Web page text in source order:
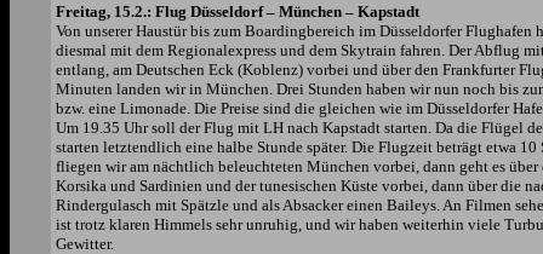
Freitag, 15.2.: Flug Düsseldorf – München – Kapstadt
Von unserer Haustür bis zum Boardingbereich im Düsseldorfer
diesmal mit dem Regionalexpress und dem Skytrain fahren. Der Abflug
entlang, am Deutschen Eck (Koblenz) vorbei und über den Frankfurter
Minuten landen wir in München. Drei Stunden haben wir nun noch bis
bzw. eine Limonade. Die Preise sind die gleichen wie im Düsseldorfer
Um 19.35 Uhr soll der Flug mit LH nach Kapstadt starten. Da die Flügel
starten letztendlich eine halbe Stunde später. Die Flugzeit beträgt etwa
fliegen wir am nächtlich beleuchteten München vorbei, dann geht es
Korsika und Sardinien und der tunesischen Küste vorbei, dann über die
Rindergulasch mit Spätzle und als Absacker einen Baileys. An Filmen
ist trotz klaren Himmels sehr unruhig, und wir haben weiterhin viele
Gewitter.